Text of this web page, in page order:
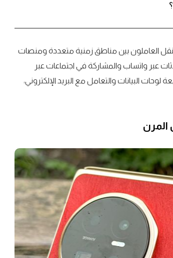
العاملون بين مناطق زمنية متعددة ومنصات
عبر واتساب والمشاركة في اجتماعات عبر
البيانات والتعامل مع البريد الإلكتروني،